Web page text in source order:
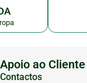
Apoio ao Cliente
Contactos